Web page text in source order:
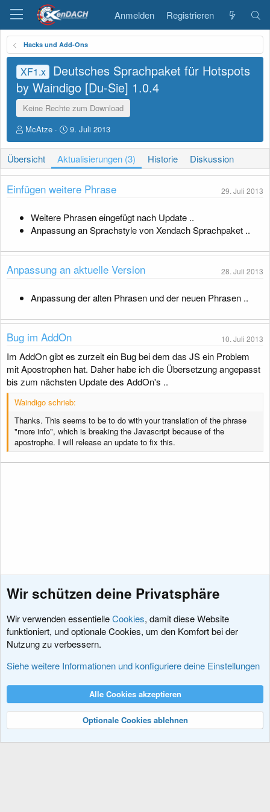
Anmelden Registrieren
Hacks und Add-Ons
XF1.x Deutsches Sprachpaket für Hotspots
by Waindigo [Du-Sie] 1.0.4
Keine Rechte zum Download
A
u
t
o
r
McAtze
D
a
t
u
m
r
t
e
l
u
n
9. Juli 2013
Übersicht Aktualisierungen (3) Historie Diskussion
Einfügen weitere Phrase 29. Juli 2013
Weitere Phrasen eingefügt nach Update ..
Anpassung an Sprachstyle von Xendach Sprachpaket ..
Anpassung an aktuelle Version 28. Juli 2013
Anpassung der alten Phrasen und der neuen Phrasen ..
Bug im AddOn 10. Juli 2013
Im AddOn gibt es zurzeit ein Bug bei dem das JS ein Problem
mit Apostrophen hat. Daher habe ich die Übersetzung angepasst
bis zum nächsten Update des AddOn's ..
Waindigo schrieb:
Thanks. This seems to be to do with your translation of the phrase
"more info", which is breaking the Javascript because of the
apostrophe. I will release an update to fix this.
Hacks und Add-Ons
Nutzungsbedingungen Datenschutz
R
Community platform by XenForo® © 2010-2024 XenForo Ltd.
Wir schützen deine Privatsphäre
Wir verwenden essentielleCookies, damit diese Website
funktioniert, und optionale Cookies, um den Komfort bei der
Nutzung zu verbessern.
Siehe weitere Informationen und konfiguriere deine Einstellungen
Alle Cookies akzeptieren
Optionale Cookies ablehnen